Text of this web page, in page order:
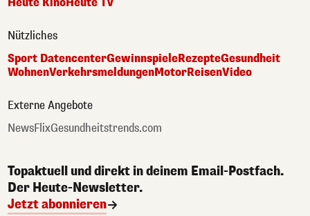
Nützliches
Sport DatencenterGewinnspieleRezepteGesundheit
WohnenVerkehrsmeldungenMotorReisenVideo
Externe Angebote
NewsFlixGesundheitstrends.com
Topaktuell und direkt in deinem Email-Postfach.
Der Heute-Newsletter.
Jetzt abonnieren